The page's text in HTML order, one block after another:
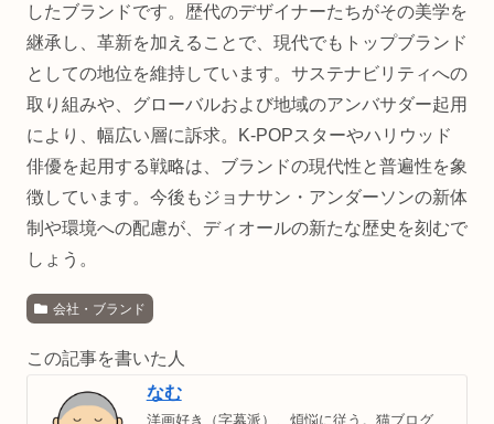
したブランドです。歴代のデザイナーたちがその美学を
継承し、革新を加えることで、現代でもトップブランド
としての地位を維持しています。サステナビリティへの
取り組みや、グローバルおよび地域のアンバサダー起用
により、幅広い層に訴求。K-POPスターやハリウッド
俳優を起用する戦略は、ブランドの現代性と普遍性を象
徴しています。今後もジョナサン・アンダーソンの新体
制や環境への配慮が、ディオールの新たな歴史を刻むで
しょう。
会社・ブランド
この記事を書いた人
なむ
洋画好き（字幕派）、煩悩に従う。猫ブログ